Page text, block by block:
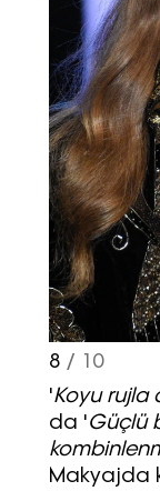
8 / 10
'Koyu rujla
da 'Güçlü
Makyajda